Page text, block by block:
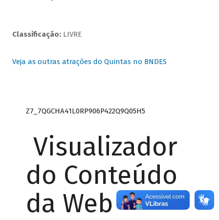
Classificação: LIVRE
Veja as outras atrações do Quintas no BNDES
Z7_7QGCHA41L0RP906P422Q9Q05H5
Visualizador
do Conteúdo
da Web